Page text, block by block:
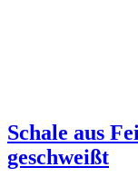
Schale aus
geschweißt